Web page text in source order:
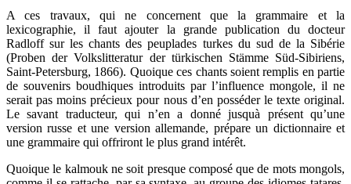
A ces travaux, qui ne concernent que la grammaire et la
lexicographie, il faut ajouter la grande publication du docteur
Radloff sur les chants des peuplades turkes du sud de la Sibérie
(Proben der Volkslitteratur der türkischen Stämme Süd-Sibiriens,
Saint-Petersburg, 1866). Quoique ces chants soient remplis en partie
de souvenirs boudhiques introduits par l’influence mongole, il ne
serait pas moins précieux pour nous d’en posséder le texte original.
Le savant traducteur, qui n’en a donné jusquà présent qu’une
version russe et une version allemande, prépare un dictionnaire et
une grammaire qui offriront le plus grand intérêt.
Quoique le kalmouk ne soit presque composé que de mots mongols,